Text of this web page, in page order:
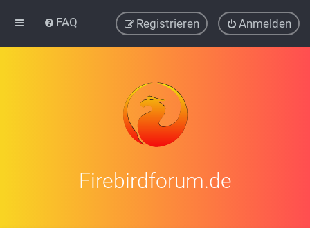
FAQ Anmelden
Registrieren
Firebirdforum.de